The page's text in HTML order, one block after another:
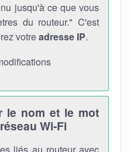
jusqu'à ce que vous
du routeur." C'est
votreadresse IP.
le nom et le mot
Wi-Fi